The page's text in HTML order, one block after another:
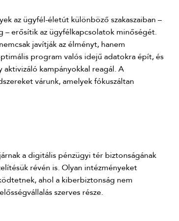
az ügyfél-életút különböző szakaszaiban –
– erősítik az ügyfélkapcsolatok minőségét.
javítják az élményt, hanem
program valós idejű adatokra épít, és
kampányokkal reagál. A
várunk, amelyek fókuszáltan
a digitális pénzügyi tér biztonságának
révén is. Olyan intézményeket
ahol a kiberbiztonság nem
szerves része.